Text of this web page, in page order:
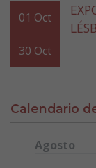
01 Oct
30 Oct
Calendario
Agosto